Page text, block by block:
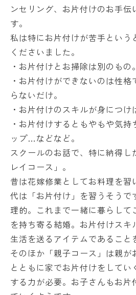
ンセリング、お片付けのお手伝
す。
私は特にお片付けが苦手という
くださいました。
・お片付けとお掃除は別のもの。
・お片付けができないのは性格
らないだけ。
・お片付けのスキルが身につけ
・お片付けするともやもや気持
ップ…などなど。
スクールのお話で、特に納得し
レイコース」。
昔は花嫁修業としてお料理を習
代は「お片付け」を習うそうで
理的。これまで一緒に暮らして
を持ち寄る結婚。お片付けスキ
生活を送るアイテムであること
そのほか「親子コース」は親が
とともに家でお片付けをしてい
する力が必要。お子さんもお片